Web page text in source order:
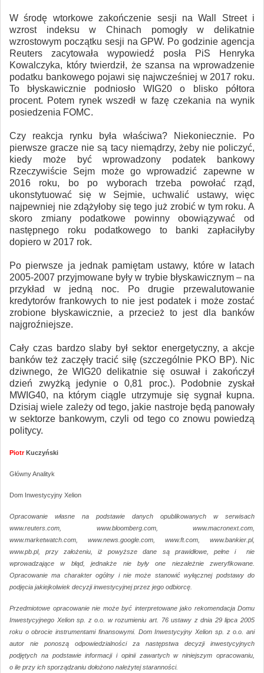
W środę wtorkowe zakończenie sesji na Wall Street i
wzrost indeksu w Chinach pomogły w delikatnie
wzrostowym początku sesji na GPW. Po godzinie agencja
Reuters zacytowała wypowiedź posła PiS Henryka
Kowalczyka, który twierdził, że szansa na wprowadzenie
podatku bankowego pojawi się najwcześniej w 2017 roku.
To błyskawicznie podniosło WIG20 o blisko półtora
procent. Potem rynek wszedł w fazę czekania na wynik
posiedzenia FOMC.
Czy reakcja rynku była właściwa? Niekoniecznie. Po
pierwsze gracze nie są tacy niemądrzy, żeby nie policzyć,
kiedy może być wprowadzony podatek bankowy
Rzeczywiście Sejm może go wprowadzić zapewne w
2016 roku, bo po wyborach trzeba powołać rząd,
ukonstytuować się w Sejmie, uchwalić ustawy, więc
najpewniej nie zdążyłoby się tego już zrobić w tym roku. A
skoro zmiany podatkowe powinny obowiązywać od
następnego roku podatkowego to banki zapłaciłyby
dopiero w 2017 rok.
Po pierwsze ja jednak pamiętam ustawy, które w latach
2005-2007 przyjmowane były w trybie błyskawicznym – na
przykład w jedną noc. Po drugie przewalutowanie
kredytorów frankowych to nie jest podatek i może zostać
zrobione błyskawicznie, a przecież to jest dla banków
najgroźniejsze.
Cały czas bardzo slaby był sektor energetyczny, a akcje
banków też zaczęły tracić siłę (szczególnie PKO BP). Nic
dziwnego, że WIG20 delikatnie się osuwał i zakończył
dzień zwyżką jedynie o 0,81 proc.). Podobnie zyskał
MWIG40, na którym ciągle utrzymuje się sygnał kupna.
Dzisiaj wiele zależy od tego, jakie nastroje będą panowały
w sektorze bankowym, czyli od tego co znowu powiedzą
politycy.
PiotrKuczyński
Główny Analityk
Dom Inwestycyjny Xelion
Opracowanie własne na podstawie danych opublikowanych w serwisach
www.reuters.com, www.bloomberg.com, www.macronext.com,
www.marketwatch.com, www.news.google.com, www.ft.com, www.bankier.pl,
www.pb.pl, przy założeniu, iż powyższe dane są prawidłowe, pełne i nie
wprowadzające w błąd, jednakże nie były one niezależnie zweryfikowane.
Opracowanie ma charakter ogólny i nie może stanowić wyłącznej podstawy do
podjęcia jakiejkolwiek decyzji inwestycyjnej przez jego odbiorcę.
Przedmiotowe opracowanie nie może być interpretowane jako rekomendacja Domu
Inwestycyjnego Xelion sp. z o.o. w rozumieniu art. 76 ustawy z dnia 29 lipca 2005
roku o obrocie instrumentami finansowymi. Dom Inwestycyjny Xelion sp. z o.o. ani
autor nie ponoszą odpowiedzialności za następstwa decyzji inwestycyjnych
podjętych na podstawie informacji i opinii zawartych w niniejszym opracowaniu,
o ile przy ich sporządzaniu dołożono należytej staranności.